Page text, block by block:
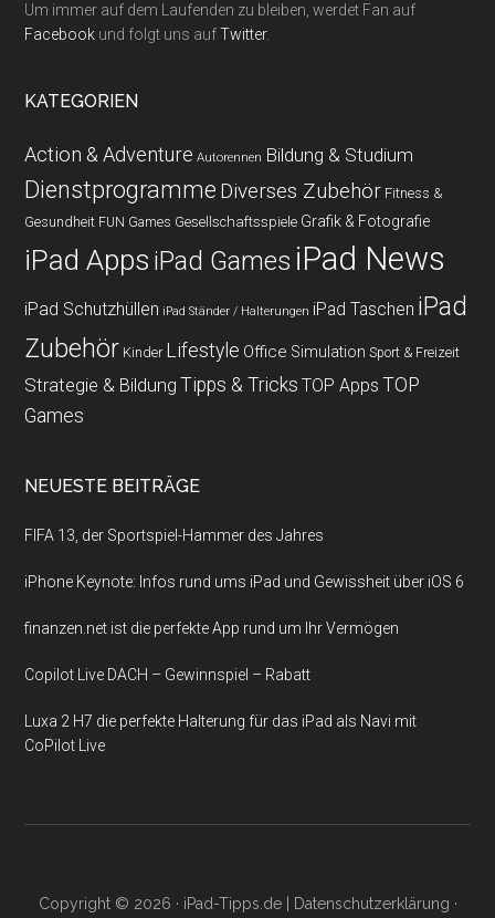
Um immer auf dem Laufenden zu bleiben, werdet Fan auf
Facebook und folgt uns aufTwitter.
KATEGORIEN
Action & Adventure Autorennen Bildung & Studium
Dienstprogramme Diverses Zubehör Fitness &
Gesundheit FUN Games Gesellschaftsspiele Grafik & Fotografie
iPad Apps iPad Games iPad News
iPad Schutzhüllen iPad Ständer / Halterungen iPad Taschen iPad
Zubehör Kinder Lifestyle Office Simulation Sport & Freizeit
Strategie & Bildung Tipps & Tricks TOP Apps TOP
Games
NEUESTE BEITRÄGE
FIFA 13, der Sportspiel-Hammer des Jahres
iPhone Keynote: Infos rund ums iPad und Gewissheit über iOS 6
finanzen.net ist die perfekte App rund um Ihr Vermögen
Copilot Live DACH – Gewinnspiel – Rabatt
Luxa 2 H7 die perfekte Halterung für das iPad als Navi mit
CoPilot Live
Copyright © 2026 · iPad-Tipps.de| Datenschutzerklärung ·